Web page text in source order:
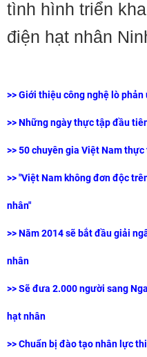
tình hình triển
điện hạt nhân
>>Giới thiệu công nghệ lò
>>Những ngày thực tập đầu
>>50 chuyên gia Việt Nam
>>"Việt Nam không đơn độc
nhân"
>>Năm 2014 sẽ bắt đầu giải
nhân
>>Sẽ đưa 2.000 người sang
hạt nhân
>>Chuẩn bị đào tạo nhân lực